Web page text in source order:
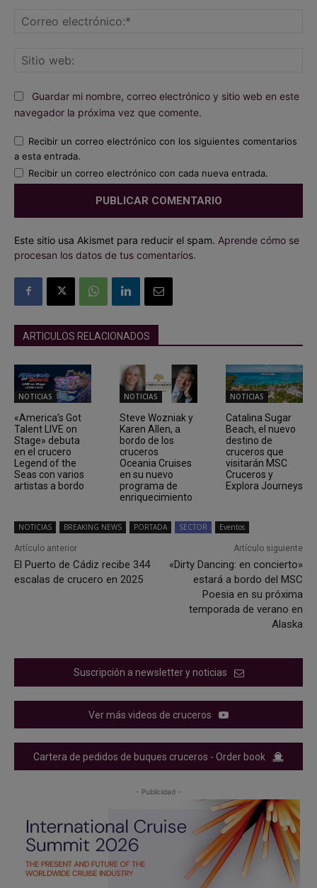
Guardar mi nombre, correo electrónico y sitio web en este
navegador la próxima vez que comente.
Recibir un correo electrónico con los siguientes comentarios
a esta entrada.
Recibir un correo electrónico con cada nueva entrada.
Este sitio usa Akismet para reducir el spam. Aprende cómo se
procesan los datos de tus comentarios.
ARTICULOS RELACIONADOS
NOTICIAS
«America’s Got
Talent LIVE on
Stage» debuta
en el crucero
Legend of the
Seas con varios
artistas a bordo
NOTICIAS
Steve Wozniak y
Karen Allen, a
bordo de los
cruceros
Oceania Cruises
en su nuevo
programa de
enriquecimiento
NOTICIAS
Catalina Sugar
Beach, el nuevo
destino de
cruceros que
visitarán MSC
Cruceros y
Explora Journeys
NOTICIAS BREAKING NEWS PORTADA SECTOR Eventos
Artículo anterior
El Puerto de Cádiz recibe 344
escalas de crucero en 2025
Artículo siguiente
«Dirty Dancing: en concierto»
estará a bordo del MSC
Poesia en su próxima
temporada de verano en
Alaska
Suscripción a newsletter y noticias
Ver más videos de cruceros
Cartera de pedidos de buques cruceros - Order book
- Publicidad -